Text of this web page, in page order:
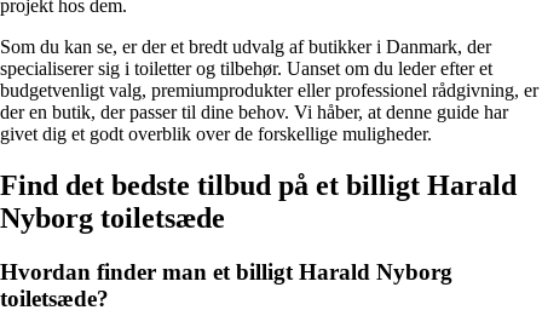
projekt hos dem.
Som du kan se, er der et bredt udvalg af butikker i Danmark, der
specialiserer sig i toiletter og tilbehør. Uanset om du leder efter et
budgetvenligt valg, premiumprodukter eller professionel rådgivning, er
der en butik, der passer til dine behov. Vi håber, at denne guide har
givet dig et godt overblik over de forskellige muligheder.
Find det bedste tilbud på et billigt Harald
Nyborg toiletsæde
Hvordan finder man et billigt Harald Nyborg
toiletsæde?